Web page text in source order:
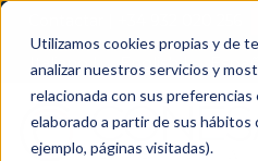
Utilizamos cookies propias y de
analizar nuestros servicios y
relacionada con sus preferencias
elaborado a partir de sus hábitos
ejemplo, páginas visitadas).
English
Italiano